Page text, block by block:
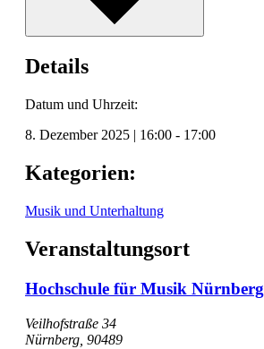
Details
Datum und Uhrzeit:
8. Dezember 2025 | 16:00 - 17:00
Kategorien:
Musik und Unterhaltung
Veranstaltungsort
Hochschule für Musik Nürnberg
Veilhofstraße 34
Nürnberg 90489